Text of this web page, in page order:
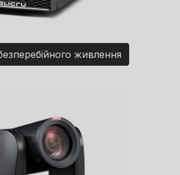
живлення